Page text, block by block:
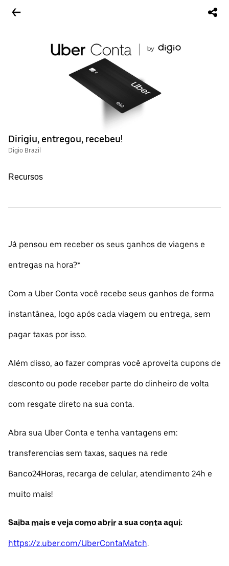
Dirigiu, entregou, recebeu!
Digio Brazil
Recursos
Já pensou em receber os seus ganhos de viagens e
entregas na hora?*
Com a Uber Conta você recebe seus ganhos de forma
instantânea, logo após cada viagem ou entrega, sem
pagar taxas por isso.
Além disso, ao fazer compras você aproveita cupons de
desconto ou pode receber parte do dinheiro de volta
com resgate direto na sua conta.
Abra sua Uber Conta e tenha vantagens em:
transferencias sem taxas, saques na rede
Banco24Horas, recarga de celular, atendimento 24h e
muito mais!
Saiba mais e veja como abrir a sua conta aqui:
https://z.uber.com/UberContaMatch.